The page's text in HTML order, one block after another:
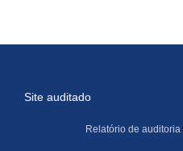
Site auditado
Relatório de